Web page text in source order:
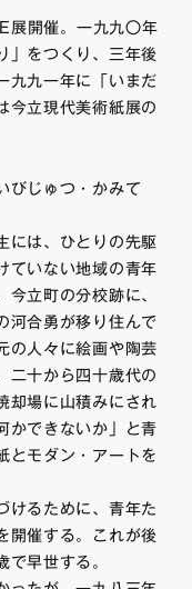
展開催。一九九〇年
」をつくり、三年後
九九一年に「いまだ
今立現代美術紙展の
びじゅつ・かみて
には、ひとりの先駆
ていない地域の青年
今立町の分校跡に、
河合勇が移り住んで
の人々に絵画や陶芸
二十から四十歳代の
却場に山積みにされ
かできないか」と青
とモダン・アートを
けるために、青年た
開催する。これが後
で早世する。